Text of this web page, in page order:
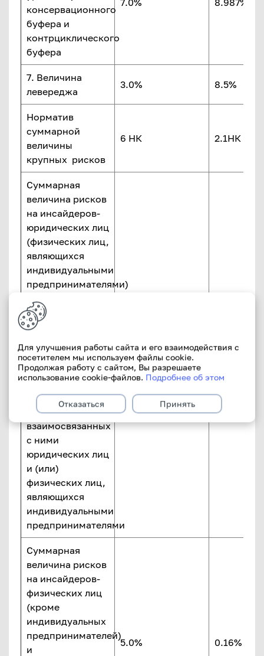
консервационного
буфера и
контрциклического
буфера
7.0% 8.987%
7. Величина
левереджа
3.0% 8.5%
Норматив
суммарной
величины
крупных рисков
6 НК 2.1НК
Суммарная
величина рисков
на инсайдеров-
юридических лиц
(физических лиц,
являющихся
индивидуальными
предпринимателями)
взаимосвязанных
с ними лиц и
физических лиц
(кроме
индивидуальных
предпринимателей)
взаимосвязанных
с ними
юридических лиц
и (или)
физических лиц,
являющихся
индивидуальными
предпринимателями
50.0%
Суммарная
величина рисков
на инсайдеров-
физических лиц
(кроме
индивидуальных
предпринимателей)
и
5.0% 0.16% НК
Для улучшения работы сайта и его взаимодействия с
посетителем мы используем файлы cookie.
Продолжая работу с сайтом, Вы разрешаете
использование cookie-файлов. Подробнее об этом
Отказаться Принять